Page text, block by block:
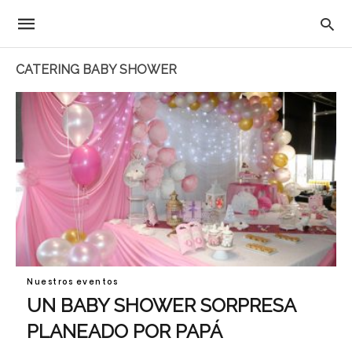
CATERING BABY SHOWER
Nuestros eventos
UN BABY SHOWER SORPRESA
PLANEADO POR PAPÁ